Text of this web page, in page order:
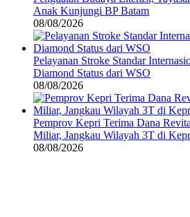
Anak Kunjungi BP Batam
08/08/2026
Pelayanan Stroke Standar
Diamond Status dari WSO
08/08/2026
Pemprov Kepri Terima Dana
Miliar, Jangkau Wilayah 3T di
08/08/2026